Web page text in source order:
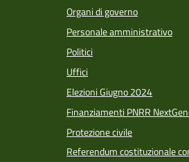
Organi di governo
Personale amministrativo
Politici
Uffici
Elezioni Giugno 2024
Finanziamenti PNRR
Protezione civile
Referendum costituzionale